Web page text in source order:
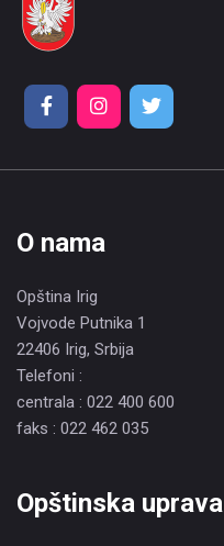
O nama
Opština Irig
Vojvode Putnika 1
22406 Irig, Srbija
Telefoni :
centrala : 022 400 600
faks : 022 462 035
Opštinska uprava